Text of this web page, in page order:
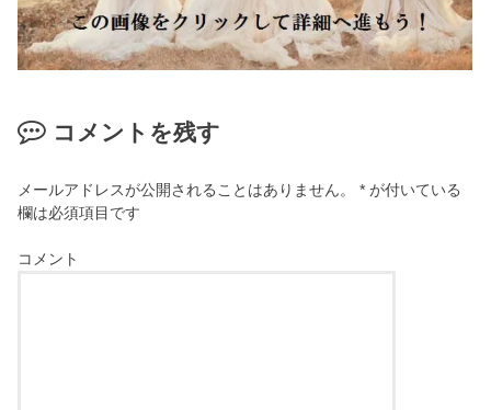
コメントを残す
メールアドレスが公開されることはありません。 * が付いている
欄は必須項目です
コメント